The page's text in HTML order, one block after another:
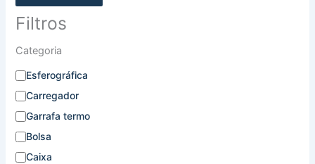
Filtros
Categoria
Esferográfica
Carregador
Garrafa termo
Bolsa
Caixa